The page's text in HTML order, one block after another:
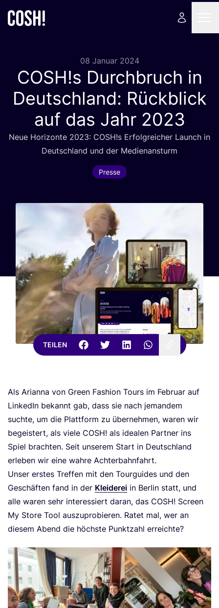
08 Januar 2024
COSH!s Durchbruch in
Deutschland: Rückblick
auf das Jahr 2023
Neue Hori­zon­te 2023: COSH!s Erfolg­rei­cher Launch in
Deutsch­land und der Medienansturm
Presse
TEILEN
Als Ari­an­na von Green Fashion Tours im Febru­ar auf
Lin­ke­dIn bekannt gab, dass sie nach jeman­dem
such­te, um die Platt­form zu über­neh­men, waren wir
begeis­tert, als vie­le COSH! als idea­len Part­ner ins
Spiel brach­ten. Seit unse­rem Start in Deutsch­land
erle­ben wir eine wah­re Achterbahnfahrt.
Unser ers­tes Tref­fen mit den Tour­gui­des und den
Geschäf­ten fand in der Klei­de­rei in Ber­lin statt, und
alle waren sehr inter­es­siert dar­an, das COSH! Screen
My Store Tool aus­zu­pro­bie­ren. Ratet mal, wer an
die­sem Abend die höchs­te Punkt­zahl erreichte?